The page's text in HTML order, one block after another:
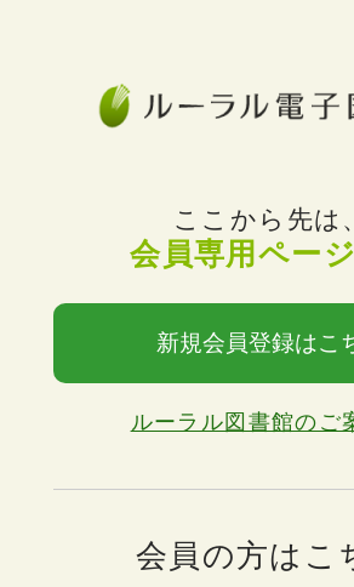
ここから先は
会員専用ページ
新規会員登録はこ
ルーラル図書館のご
会員の方はこ